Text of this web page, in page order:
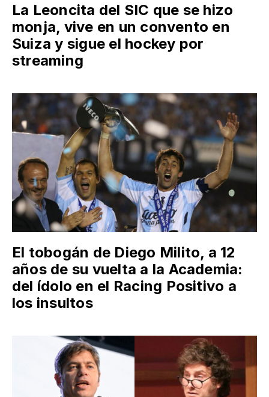
La Leoncita del SIC que se hizo
monja, vive en un convento en
Suiza y sigue el hockey por
streaming
El tobogán de Diego Milito, a 12
años de su vuelta a la Academia:
del ídolo en el Racing Positivo a
los insultos